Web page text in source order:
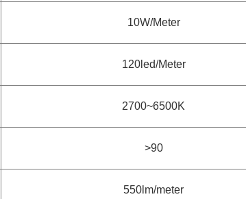
10W/Meter
120led/Meter
2700~6500K
>90
550lm/meter